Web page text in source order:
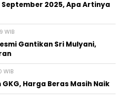
September 2025, Apa Artinya
WIB
Gantikan Sri Mulyani,
WIB
GKG, Harga Beras Masih Naik